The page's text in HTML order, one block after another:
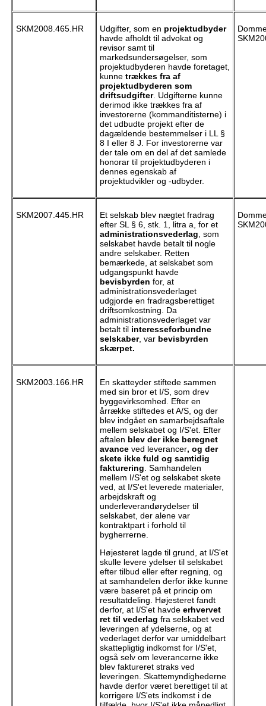
SKM2008.465.HR Udgifter, som en projektudbyder
havde afholdt til advokat og
revisor samt til
markedsundersøgelser, som
projektudbyderen havde foretaget,
kunne trækkes fra af
projektudbyderen som
driftsudgifter. Udgifterne kunne
derimod ikke trækkes fra af
investorerne (kommanditisterne) i
det udbudte projekt efter de
dagældende bestemmelser i LL §
8 I eller 8 J. For investorerne var
der tale om en del af det samlede
honorar til projektudbyderen i
dennes egenskab af
projektudvikler og -udbyder.
SKM2007.445.HR
Et selskab blev nægtet fradrag
efter SL § 6, stk. 1, litra a, for et
administrationsvederlag , som
selskabet havde betalt til nogle
andre selskaber. Retten
bemærkede, at selskabet som
udgangspunkt havde
bevisbyrden for, at
administrationsvederlaget
udgjorde en fradragsberettiget
driftsomkostning. Da
administrationsvederlaget var
betalt til interesseforbundne
selskaber, var bevisbyrden
skærpet.
SKM2003.166.HR
En skatteyder stiftede sammen
med sin bror et I/S, som drev
byggevirksomhed. Efter en
årrække stiftedes et A/S, og der
blev indgået en samarbejdsaftale
mellem selskabet og I/S'et. Efter
aftalen blev der ikke beregnet
avanceved leverancer, og der
skete ikke fuld og samtidig
fakturering . Samhandelen
mellem I/S'et og selskabet skete
ved, at I/S'et leverede materialer,
arbejdskraft og
underleverandørydelser til
selskabet, der alene var
kontraktpart i forhold til
bygherrerne.
Højesteret lagde til grund, at I/S'et
skulle levere ydelser til selskabet
efter tilbud eller efter regning, og
at samhandelen derfor ikke kunne
være baseret på et princip om
resultatdeling. Højesteret fandt
derfor, at I/S'et havde erhvervet
ret til vederlag fra selskabet ved
leveringen af ydelserne, og at
vederlaget derfor var umiddelbart
skattepligtig indkomst for I/S'et,
også selv om leverancerne ikke
blev faktureret straks ved
leveringen. Skattemyndighederne
havde derfor været berettiget til at
korrigere I/S'ets indkomst i de